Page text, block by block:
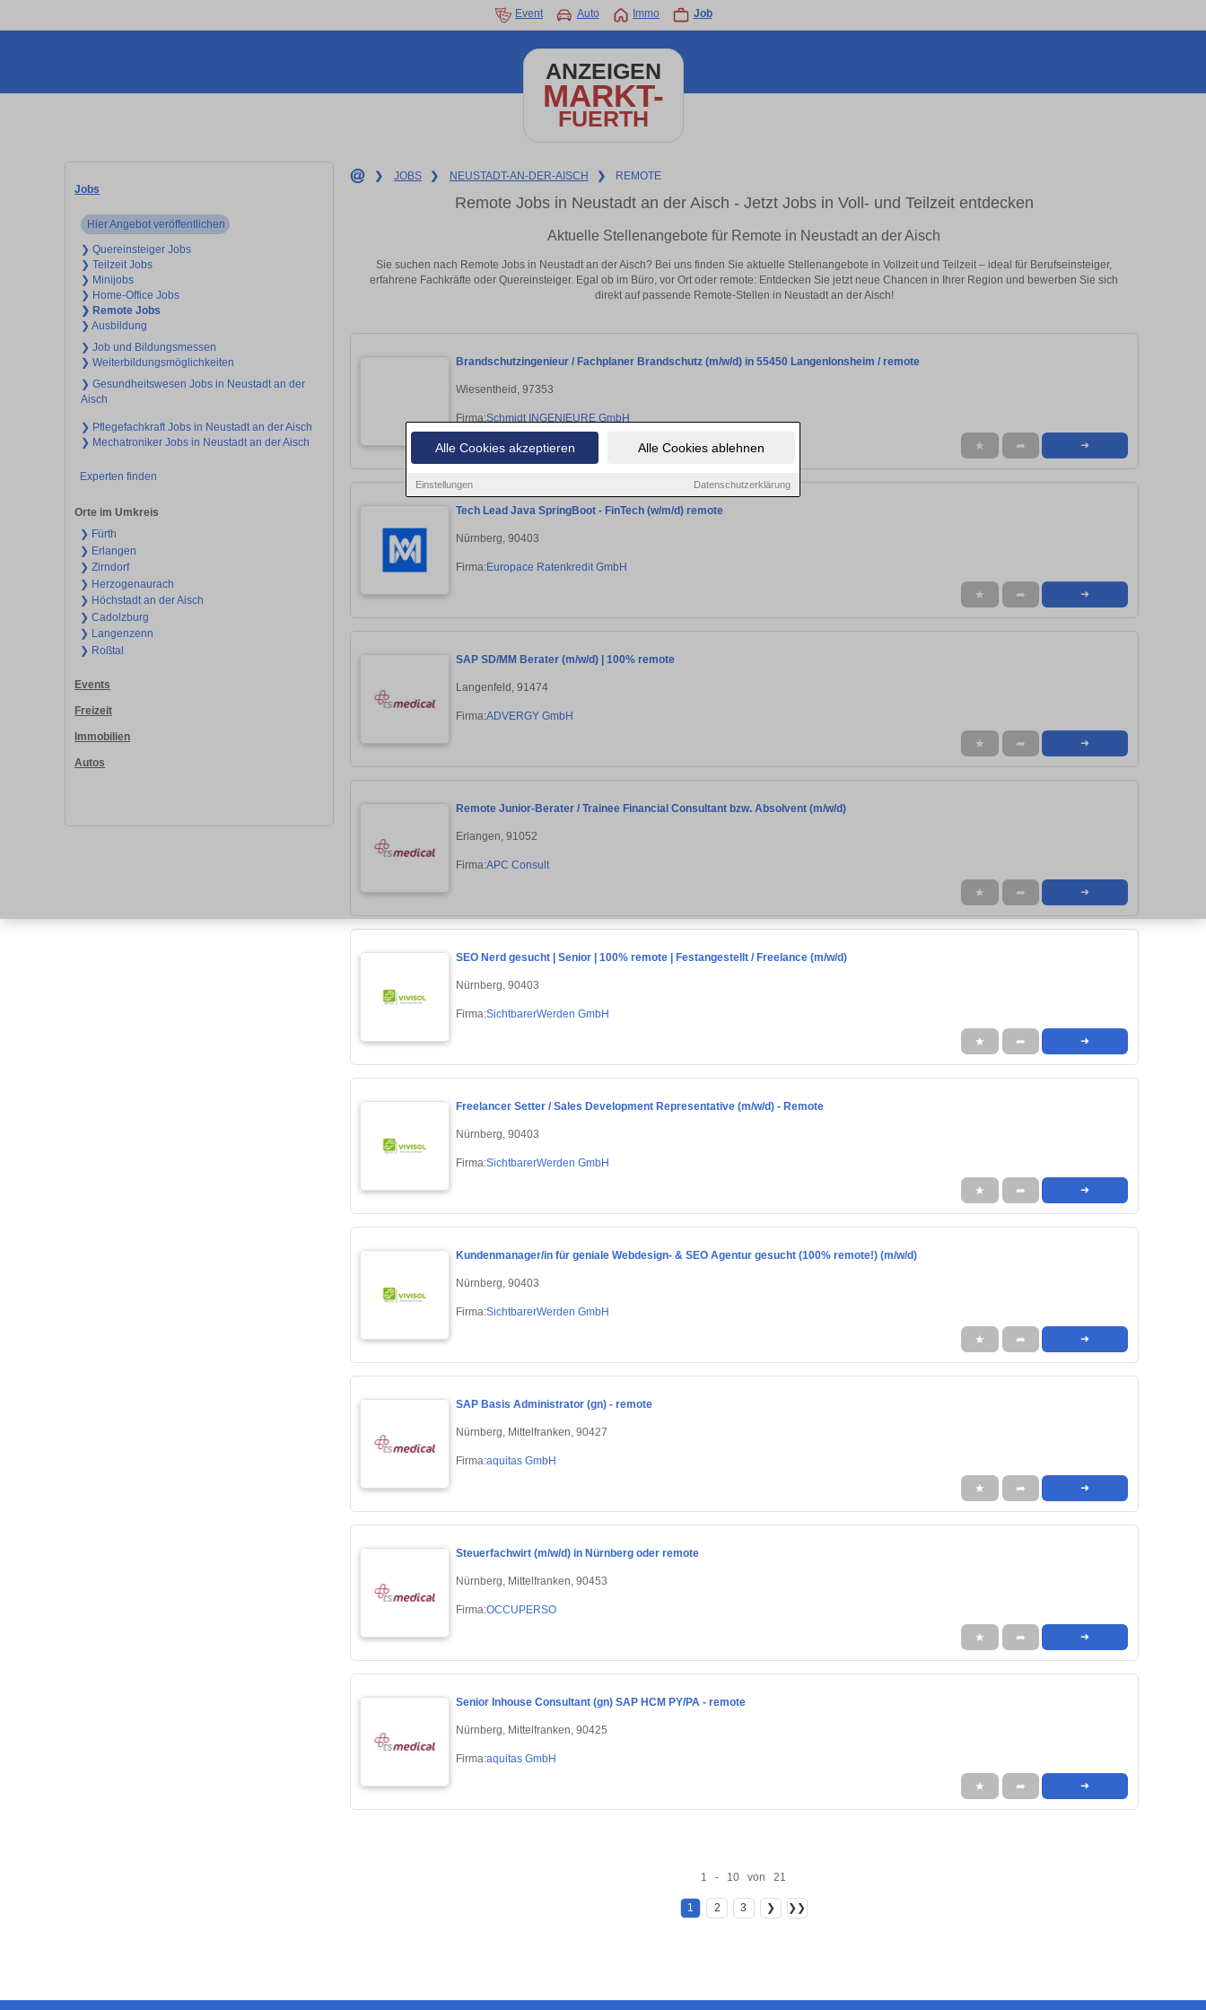
Alle Cookies akzeptieren Alle Cookies ablehnen
Einstellungen Datenschutzerklärung
Event Auto Immo Job
ANZEIGEN
MARKT-
FUERTH
Jobs
Hier Angebot veröffentlichen
❯ Quereinsteiger Jobs
❯ Teilzeit Jobs
❯ Minijobs
❯ Home-Office Jobs
❯ Remote Jobs
❯ Ausbildung
❯ Job und Bildungsmessen
❯ Weiterbildungsmöglichkeiten
❯ Gesundheitswesen Jobs in Neustadt an der
Aisch
❯ Pflegefachkraft Jobs in Neustadt an der Aisch
❯ Mechatroniker Jobs in Neustadt an der Aisch
Experten finden
Orte im Umkreis
❯ Fürth
❯ Erlangen
❯ Zirndorf
❯ Herzogenaurach
❯ Höchstadt an der Aisch
❯ Cadolzburg
❯ Langenzenn
❯ Roßtal
Events
Freizeit
Immobilien
Autos
❯ JOBS ❯ NEUSTADT-AN-DER-AISCH ❯ REMOTE
Remote Jobs in Neustadt an der Aisch - Jetzt Jobs in Voll- und Teilzeit entdecken
Aktuelle Stellenangebote für Remote in Neustadt an der Aisch
Sie suchen nach Remote Jobs in Neustadt an der Aisch? Bei uns finden Sie aktuelle Stellenangebote in Vollzeit und Teilzeit – ideal für Berufseinsteiger,
erfahrene Fachkräfte oder Quereinsteiger. Egal ob im Büro, vor Ort oder remote: Entdecken Sie jetzt neue Chancen in Ihrer Region und bewerben Sie sich
direkt auf passende Remote-Stellen in Neustadt an der Aisch!
Brandschutzingenieur / Fachplaner Brandschutz (m/w/d) in 55450 Langenlonsheim / remote
Wiesentheid, 97353
Firma:Schmidt INGENIEURE GmbH
★ ➦ ➜
Tech Lead Java SpringBoot - FinTech (w/m/d) remote
Nürnberg, 90403
Firma:Europace Ratenkredit GmbH
★ ➦ ➜
SAP SD/MM Berater (m/w/d) | 100% remote
Langenfeld, 91474
Firma:ADVERGY GmbH
★ ➦ ➜
Remote Junior-Berater / Trainee Financial Consultant bzw. Absolvent (m/w/d)
Erlangen, 91052
Firma:APC Consult
★ ➦ ➜
SEO Nerd gesucht | Senior | 100% remote | Festangestellt / Freelance (m/w/d)
Nürnberg, 90403
Firma:SichtbarerWerden GmbH
★ ➦ ➜
Freelancer Setter / Sales Development Representative (m/w/d) - Remote
Nürnberg, 90403
Firma:SichtbarerWerden GmbH
★ ➦ ➜
Kundenmanager/in für geniale Webdesign- & SEO Agentur gesucht (100% remote!) (m/w/d)
Nürnberg, 90403
Firma:SichtbarerWerden GmbH
★ ➦ ➜
SAP Basis Administrator (gn) - remote
Nürnberg, Mittelfranken, 90427
Firma:aquitas GmbH
★ ➦ ➜
Steuerfachwirt (m/w/d) in Nürnberg oder remote
Nürnberg, Mittelfranken, 90453
Firma:OCCUPERSO
★ ➦ ➜
Senior Inhouse Consultant (gn) SAP HCM PY/PA - remote
Nürnberg, Mittelfranken, 90425
Firma:aquitas GmbH
★ ➦ ➜
1 - 10 von 21
1 2 3 ❯ ❯❯